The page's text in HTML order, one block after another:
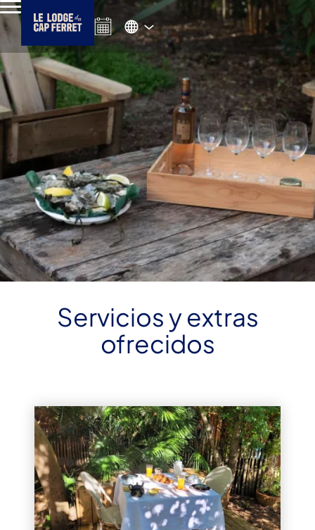
Servicios y extras
ofrecidos